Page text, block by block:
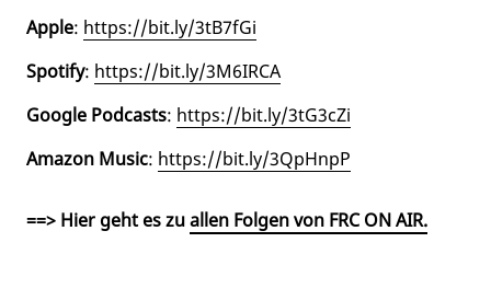
Apple: https://bit.ly/3tB7fGi
Spotify: https://bit.ly/3M6IRCA
Google Podcasts: https://bit.ly/3tG3cZi
Amazon Music: https://bit.ly/3QpHnpP
==> Hier geht es zuallen Folgen von FRC ON AIR.